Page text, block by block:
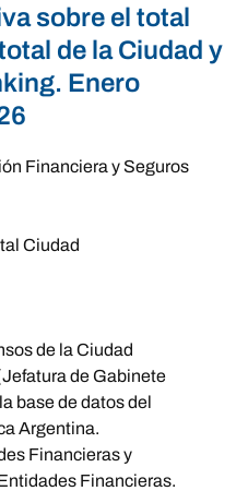
sobre el total
de la Ciudad y
Enero
Financiera y Seguros
Ciudad
de la Ciudad
de Gabinete
base de datos del
Argentina.
Financieras y
Financieras.